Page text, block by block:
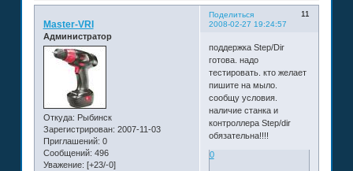
Поделиться
11
2008-02-27 19:24:57
Master-VRI
Администратор
Откуда: Рыбинск
Зарегистрирован: 2007-11-03
Приглашений: 0
Сообщений: 496
Уважение: [+23/-0]
поддержка Step/Dir
готова. надо
тестировать. кто желает
пишите на мыло.
сообщу условия.
наличие станка и
контроллера Step/dir
обязательна!!!!
0